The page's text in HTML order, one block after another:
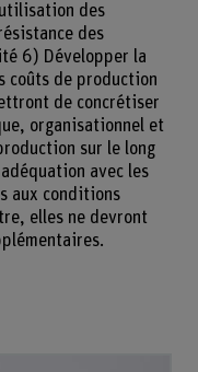
des
des
6) Développer la
coûts de production
de concrétiser
organisationnel et
sur le long
avec les
aux conditions
elles ne devront